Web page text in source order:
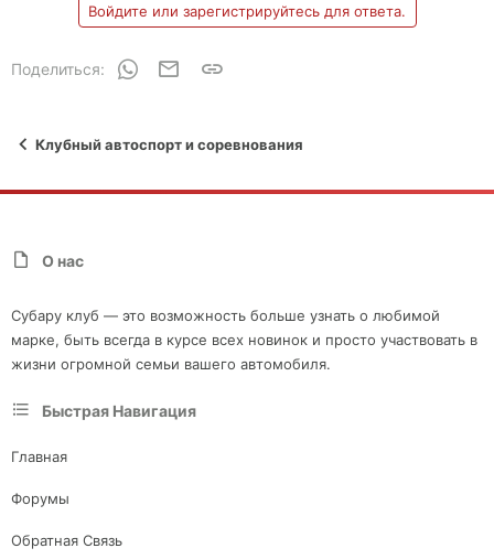
Войдите или зарегистрируйтесь для ответа.
Поделиться: WhatsAppЭлектронная почта
Клубный автоспорт и соревнования
О нас
Субару клуб — это возможность больше узнать о любимой
марке, быть всегда в курсе всех новинок и просто участвовать в
жизни огромной семьи вашего автомобиля.
Быстрая Навигация
Главная
Форумы
Обратная Связь